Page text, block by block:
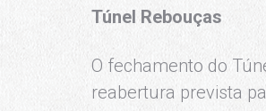
Túnel Rebouças
O fechamento do
reabertura prevista